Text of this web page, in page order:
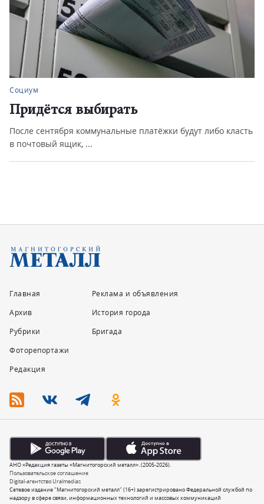
Социум
Придётся выбирать
После сентября коммунальные платёжки будут либо класть
в почтовый ящик, ...
Главная
Архив
Рубрики
Фоторепортажи
Редакция
Реклама и объявления
История города
Бригада
Сетевое издание "Магнитогорский металл" (16+) зарегистрировано Федеральной службой по
надзору в сфере связи, информационных технологий и массовых коммуникаций
Пользовательское соглашение
Digital-агентство Uralmedias
АНО «Редакция газеты «Магнитогорский металл». (2005-2026).